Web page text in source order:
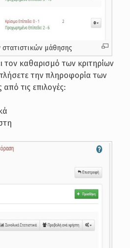
στατιστικών μάθησης
τον καθαρισμό των κριτηρίων
την πληροφορία των
τις επιλογές: